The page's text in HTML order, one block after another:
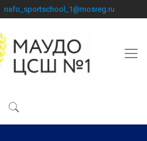
nafo_sportschool_1@mosreg.ru